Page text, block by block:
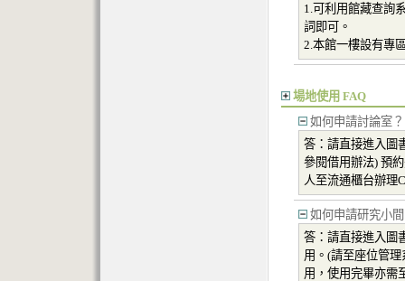
1.可利用館藏查詢
詞即可。
2.本館一樓設有專
場地使用 FAQ
如何申請討論室？
答：請直接進入圖
參閱借用辦法) 預
人至流通櫃台辦理
如何申請研究小
答：請直接進入圖
用。(請至座位管
用，使用完畢亦需